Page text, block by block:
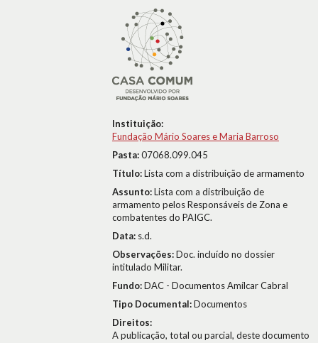
Instituição:
Fundação Mário Soares e Maria Barroso
Pasta:07068.099.045
Título:Lista com a distribuição de armamento
Assunto:Lista com a distribuição de
armamento pelos Responsáveis de Zona e
combatentes do PAIGC.
Data: s.d.
Observações:Doc. incluído no dossier
intitulado Militar.
Fundo:DAC - Documentos Amílcar Cabral
Tipo Documental:Documentos
Direitos:
A publicação, total ou parcial, deste documento